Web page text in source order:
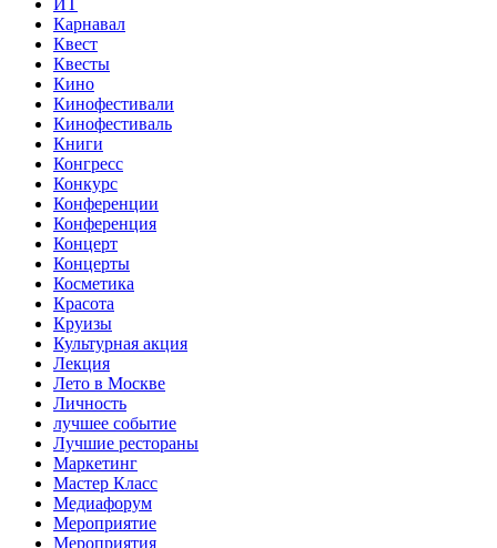
Карнавал
Квест
Квесты
Кино
Кинофестивали
Кинофестиваль
Книги
Конгресс
Конкурс
Конференции
Конференция
Концерт
Концерты
Косметика
Красота
Круизы
Культурная акция
Лекция
Лето в Москве
Личность
лучшее событие
Лучшие рестораны
Маркетинг
Мастер Класс
Медиафорум
Мероприятие
Мероприятия